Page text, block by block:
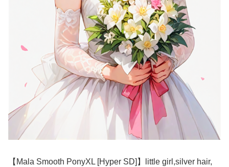
【Mala Smooth PonyXL [Hyper SD]】little girl,silver hair,